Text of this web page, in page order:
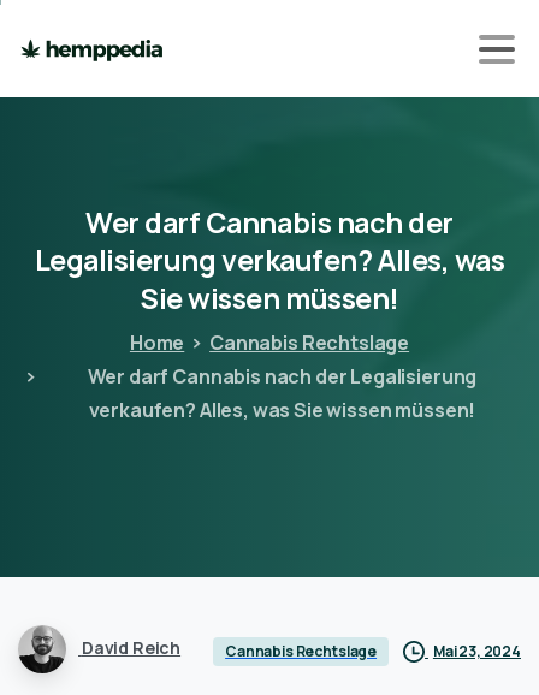
WerdarfCannabis nachder
Legalisierungverkaufen?Alles, was
Siewissen müssen!
Home
Cannabis Rechtslage
Wer darf Cannabis nach der Legalisierung
verkaufen? Alles, was Sie wissen müssen!
David Reich Cannabis Rechtslage Mai 23, 2024